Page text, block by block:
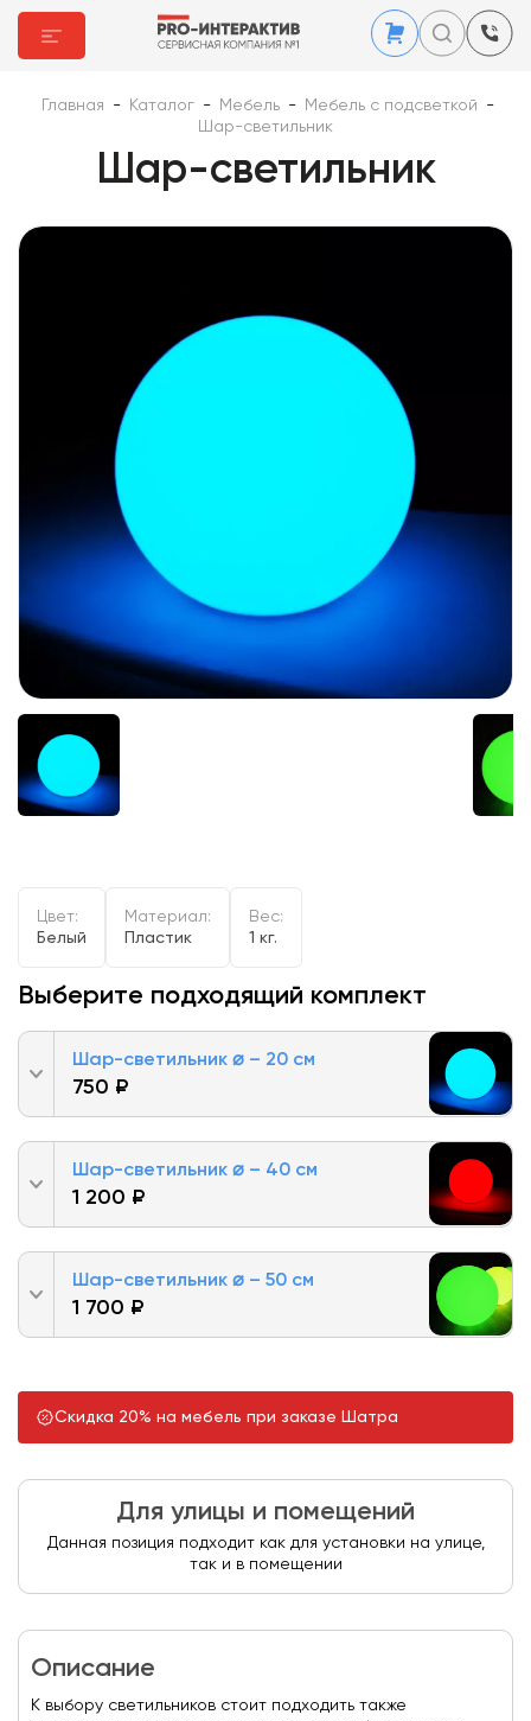
Главная - Каталог - Мебель - Мебель с подсветкой
-
Шар-светильник
Шар-светильник
Цвет:
Белый
Материал:
Пластик
Вес:
1 кг.
Выберите подходящий комплект
Шар-светильник ⌀ – 20 см
750 ₽
Шар-светильник ⌀ – 40 см
1 200 ₽
Шар-светильник ⌀ – 50 см
1 700 ₽
Скидка 20% на мебель при заказе Шатра
Для улицы и помещений
Данная позиция подходит как для установки на улице,
так и в помещении
Описание
К выбору светильников стоит подходить также